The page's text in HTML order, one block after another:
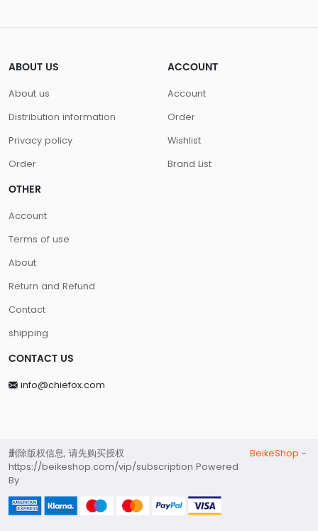
ABOUT US
About us
Distribution information
Privacy policy
Order
ACCOUNT
Account
Order
Wishlist
Brand List
OTHER
Account
Terms of use
About
Return and Refund
Contact
shipping
CONTACT US
info@chiefox.com
删除版权信息, 请先购买授权
https://beikeshop.com/vip/subscription Powered
By
BeikeShop -